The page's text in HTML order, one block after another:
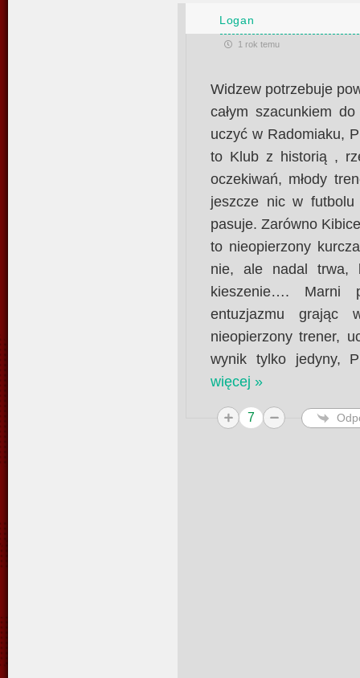
Logan
1 rok temu
Widzew potrzebuje
całym szacunkiem
uczyć w Radomiaku,
to Klub z historią ,
oczekiwań, młody
jeszcze nic w futbolu
pasuje. Zarówno
to nieopierzony
nie, ale nadal trwa,
kieszenie…. Marni
entuzjazmu grając
nieopierzony trener,
wynik tylko jedyny,
więcej »
7